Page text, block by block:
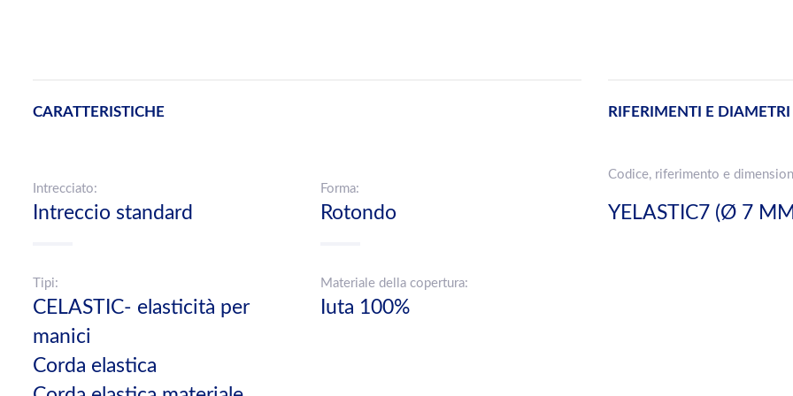
CARATTERISTICHE
Intrecciato:
Intreccio standard
Forma:
Rotondo
Tipi:
CELASTIC- elasticità per
manici
Corda elastica
Materiale della copertura:
Iuta 100%
RIFERIMENTI E DIAMETRI
Codice, riferimento e
YELASTIC7 (Ø 7